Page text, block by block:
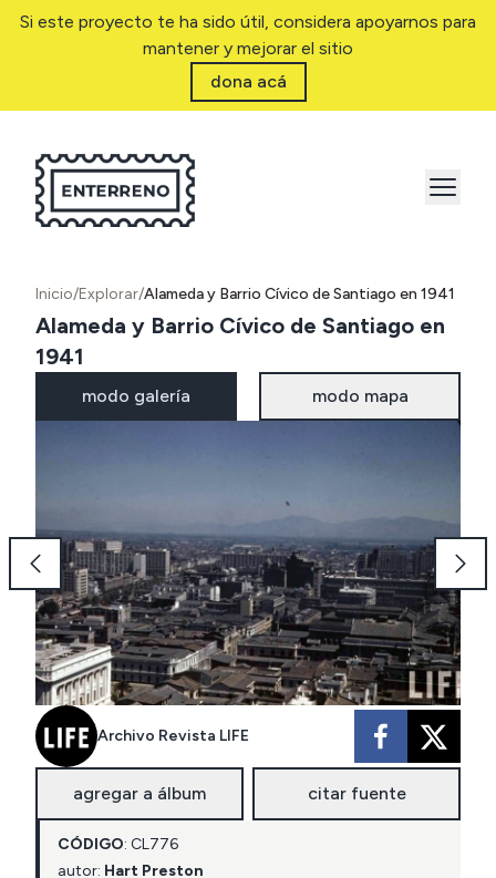
Si este proyecto te ha sido útil, considera apoyarnos para
mantener y mejorar el sitio
dona acá
Inicio/Explorar/Alameda y Barrio Cívico de Santiago en 1941
Alameda y Barrio Cívico de Santiago en
1941
modo galería modo mapa
Archivo Revista LIFE
agregar a álbum citar fuente
CÓDIGO: CL776
autor: Hart Preston